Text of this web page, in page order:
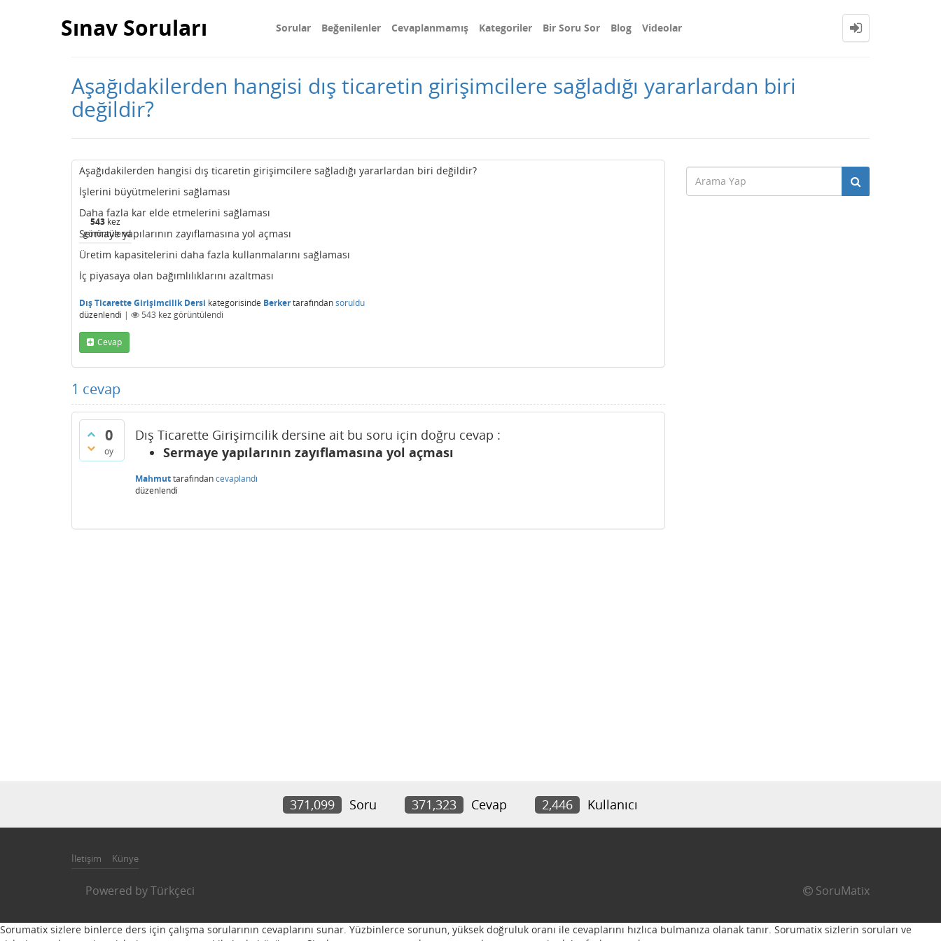
Sınav Soruları Sorular Beğenilenler Cevaplanmamış Kategoriler Bir Soru Sor Blog Videolar
Aşağıdakilerden hangisi dış ticaretin girişimcilere sağladığı yararlardan biri
değildir?
543 kez
görüntülendi
Aşağıdakilerden hangisi dış ticaretin girişimcilere sağladığı yararlardan biri değildir?
İşlerini büyütmelerini sağlaması
Daha fazla kar elde etmelerini sağlaması
Sermaye yapılarının zayıflamasına yol açması
Üretim kapasitelerini daha fazla kullanmalarını sağlaması
İç piyasaya olan bağımlılıklarını azaltması
Dış Ticarette Girişimcilik Dersi kategorisinde Berkertarafındansoruldu
düzenlendi | 543 kez görüntülendi
Cevap
1 cevap
0
oy
Dış Ticarette Girişimcilik dersine ait bu soru için doğru cevap :
Sermaye yapılarının zayıflamasına yol açması
Mahmuttarafındancevaplandı
düzenlendi
371,099 Soru 371,323 Cevap 2,446 Kullanıcı
İletişim Künye
Powered byTürkçeci SoruMatix
Sorumatix sizlere binlerce ders için çalışma sorularının cevaplarını sunar. Yüzbinlerce sorunun, yüksek doğruluk oranı ile cevaplarını hızlıca bulmanıza olanak tanır. Sorumatix sizlerin soruları ve